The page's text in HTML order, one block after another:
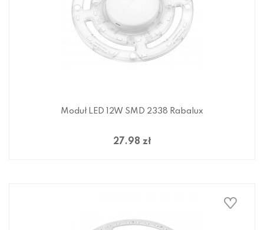
Moduł LED 12W SMD 2338 Rabalux
27.98 zł